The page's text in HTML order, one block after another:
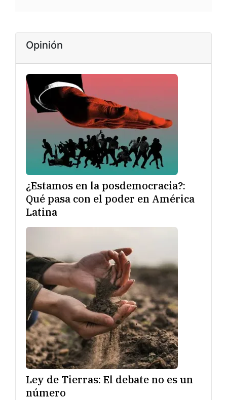
Opinión
¿Estamos en la posdemocracia?:
Qué pasa con el poder en América
Latina
Ley de Tierras: El debate no es un
número